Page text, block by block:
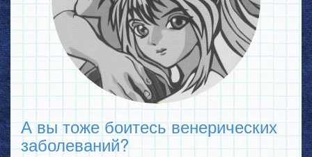
А вы тоже боитесь венерических
заболеваний?